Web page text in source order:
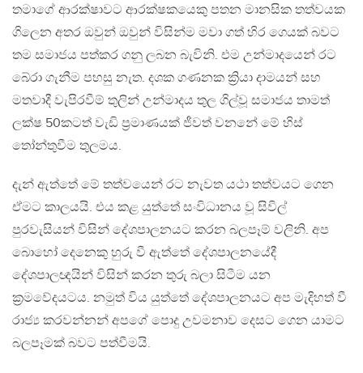
තමාගේ ආරක්ෂාවට ආරක්ෂකයෙකු පතන මානසික තත්වයක
ගිලෙන අතර ඔවුන් ඔවුන් විසින්ම මවා ගත් හිර ගෙයක් බවට
තම සමාජය පත්කර ගනු ලබන බැවිනි. එම උන්මාදයෙන් රට
බේරා ගැනීම පහසු නැත. දශක ගණනක ක්‍රියා දාමයන් සහ
මතවාදී වැපිරවීම් තුලින් උන්මාදය තුල ගිල්වූ සමාජය තාමත්
ලක්ෂ 50කටත් වැඩි ප්‍රමාණයක් ජීවත් වනනේ මේ හිස්
තෝන්තුවීම තුලමය.
දැන් ඇත්තේ මේ තත්වයෙන් රට නැවත යථා තත්වයට ගෙන
ඒමට කාලයයි. එය කළ යුත්තේ සංවිධානය වූ සිවිල්
පුරවැසියන් විසින් දේශපාලනයට කරන බලපෑම් වලිනි. අප
බොහෝ දෙනෙකු හුරු වී ඇත්තේ දේශපාලනයේදී
දේශපාලඥයින් විසින් කරන තුරු බලා සිටීම යන
ක්‍රමවේදයටය. නමුත් විය යුත්තේ දේශපාලනයට අප මැදිහත් වී
රාජ්‍ය කරවන්නන් අපගේ පොදු උවමනාව දෙසට ගෙන යාමට
බලපෑමක් බවට පත්වීමයි.